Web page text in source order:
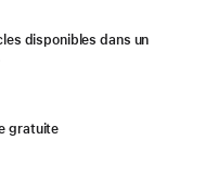
disponibles dans un
gratuite